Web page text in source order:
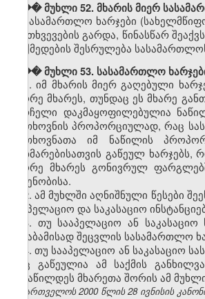
��� მუხლი 52. მხარის მიერ
სასამართლო ხარჯები
შემთხვევების გარდა, წინასწარ
მოქმედების შესრულება
��� მუხლი 53. სასამართლო
1. იმ მხარის მიერ გაღებული
მეორე მხარეს, თუნდაც ეს მხარე
სარჩელი დაკმაყოფილებულია
მოთხოვნის პროპორციულად, რაც
მოთხოვნათა იმ ნაწილის
დახმარებისათვის გაწეულ
მეორე მხარეს გონივრულ
ოდენობისა.
2. ამ მუხლში აღნიშნული წესები
სააპელაციო და საკასაციო
3. თუ სააპელაციო ან
შესაბამისად შეცვლის სასამართლო
4. თუ სააპელაციო ან საკასაციო
რაც გაწეულია ამ საქმის
განაწილდეს მხარეთა შორის ამ
საქართველოს 2000 წლის 28 ივნისის